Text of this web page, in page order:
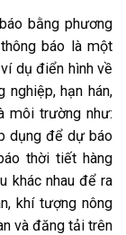
bằng phương
báo là một
dụ điển hình về
nghiệp, hạn hán,
môi trường như:
dụng để dự báo
thời tiết hàng
khác nhau để ra
khí tượng nông
và đăng tải trên